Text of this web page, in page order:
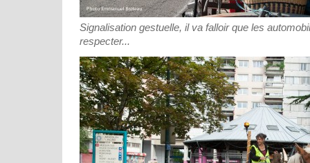
Signalisation gestuelle, il va falloir que les
respecter...